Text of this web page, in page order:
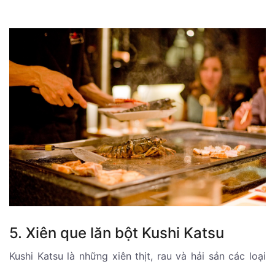
5. Xiên que lăn bột Kushi Katsu
Kushi Katsu là những xiên thịt, rau và hải sản các loại